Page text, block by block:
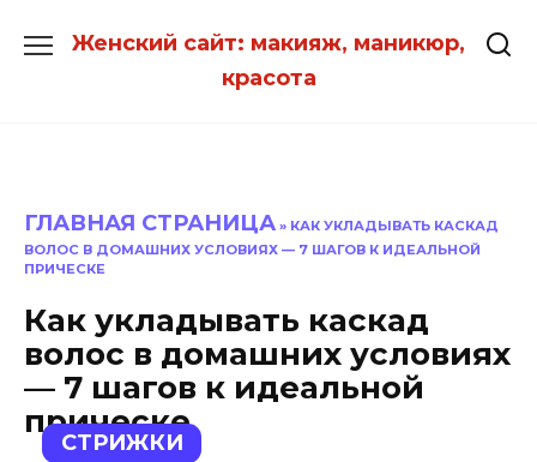
Женский сайт: макияж, маникюр,
красота
ГЛАВНАЯ СТРАНИЦА » КАК УКЛАДЫВАТЬ КАСКАД
ВОЛОС В ДОМАШНИХ УСЛОВИЯХ — 7 ШАГОВ К ИДЕАЛЬНОЙ
ПРИЧЕСКЕ
Как укладывать каскад
волос в домашних условиях
— 7 шагов к идеальной
прическе
СТРИЖКИ